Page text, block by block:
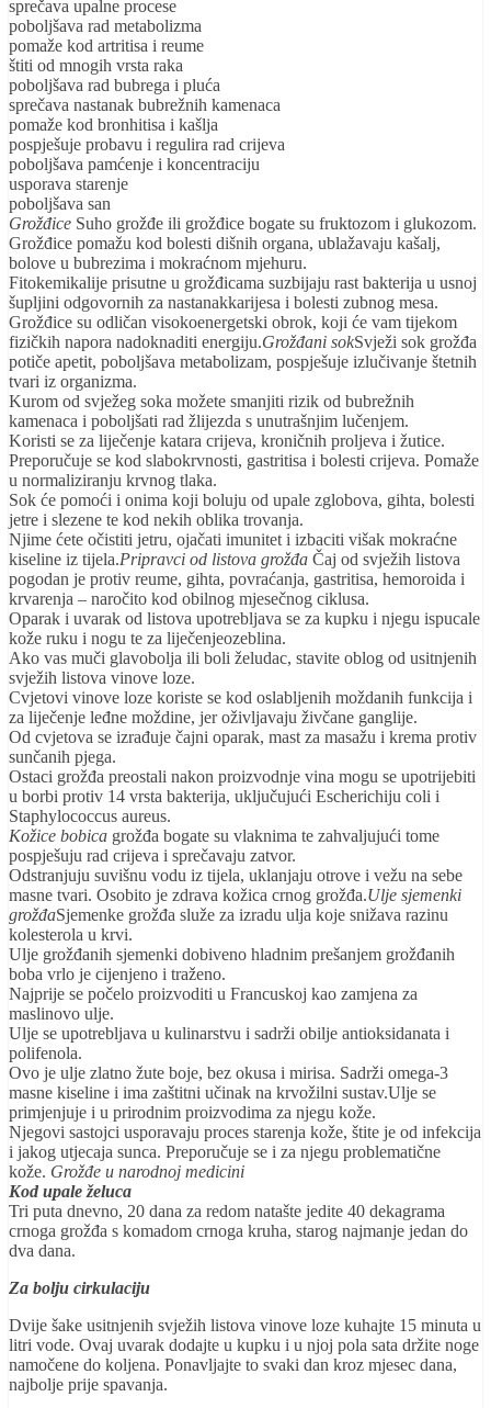
sprečava upalne procese
poboljšava rad metabolizma
pomaže kod artritisa i reume
štiti od mnogih vrsta raka
poboljšava rad bubrega i pluća
sprečava nastanak bubrežnih kamenaca
pomaže kod bronhitisa i kašlja
pospješuje probavu i regulira rad crijeva
poboljšava pamćenje i koncentraciju
usporava starenje
poboljšava san
Grožđice Suho grožđe ili grožđice bogate su fruktozom i glukozom.
Grožđice pomažu kod bolesti dišnih organa, ublažavaju kašalj,
bolove u bubrezima i mokraćnom mjehuru.
Fitokemikalije prisutne u grožđicama suzbijaju rast bakterija u usnoj
šupljini odgovornih za nastanakkarijesa i bolesti zubnog mesa.
Grožđice su odličan visokoenergetski obrok, koji će vam tijekom
fizičkih napora nadoknaditi energiju.Grožđani sokSvježi sok grožđa
potiče apetit, poboljšava metabolizam, pospješuje izlučivanje štetnih
tvari iz organizma.
Kurom od svježeg soka možete smanjiti rizik od bubrežnih
kamenaca i poboljšati rad žlijezda s unutrašnjim lučenjem.
Koristi se za liječenje katara crijeva, kroničnih proljeva i žutice.
Preporučuje se kod slabokrvnosti, gastritisa i bolesti crijeva. Pomaže
u normaliziranju krvnog tlaka.
Sok će pomoći i onima koji boluju od upale zglobova, gihta, bolesti
jetre i slezene te kod nekih oblika trovanja.
Njime ćete očistiti jetru, ojačati imunitet i izbaciti višak mokraćne
kiseline iz tijela.Pripravci od listova grožđa Čaj od svježih listova
pogodan je protiv reume, gihta, povraćanja, gastritisa, hemoroida i
krvarenja – naročito kod obilnog mjesečnog ciklusa.
Oparak i uvarak od listova upotrebljava se za kupku i njegu ispucale
kože ruku i nogu te za liječenjeozeblina.
Ako vas muči glavobolja ili boli želudac, stavite oblog od usitnjenih
svježih listova vinove loze.
Cvjetovi vinove loze koriste se kod oslabljenih moždanih funkcija i
za liječenje leđne moždine, jer oživljavaju živčane ganglije.
Od cvjetova se izrađuje čajni oparak, mast za masažu i krema protiv
sunčanih pjega.
Ostaci grožđa preostali nakon proizvodnje vina mogu se upotrijebiti
u borbi protiv 14 vrsta bakterija, uključujući Escherichiju coli i
Staphylococcus aureus.
Kožice bobica grožđa bogate su vlaknima te zahvaljujući tome
pospješuju rad crijeva i sprečavaju zatvor.
Odstranjuju suvišnu vodu iz tijela, uklanjaju otrove i vežu na sebe
masne tvari. Osobito je zdrava kožica crnog grožđa.Ulje sjemenki
grožđaSjemenke grožđa služe za izradu ulja koje snižava razinu
kolesterola u krvi.
Ulje grožđanih sjemenki dobiveno hladnim prešanjem grožđanih
boba vrlo je cijenjeno i traženo.
Najprije se počelo proizvoditi u Francuskoj kao zamjena za
maslinovo ulje.
Ulje se upotrebljava u kulinarstvu i sadrži obilje antioksidanata i
polifenola.
Ovo je ulje zlatno žute boje, bez okusa i mirisa. Sadrži omega-3
masne kiseline i ima zaštitni učinak na krvožilni sustav.Ulje se
primjenjuje i u prirodnim proizvodima za njegu kože.
Njegovi sastojci usporavaju proces starenja kože, štite je od infekcija
i jakog utjecaja sunca. Preporučuje se i za njegu problematične
kože. Grožđe u narodnoj medicini
Kod upale želuca
Tri puta dnevno, 20 dana za redom natašte jedite 40 dekagrama
crnoga grožđa s komadom crnoga kruha, starog najmanje jedan do
dva dana.
Za bolju cirkulaciju
Dvije šake usitnjenih svježih listova vinove loze kuhajte 15 minuta u
litri vode. Ovaj uvarak dodajte u kupku i u njoj pola sata držite noge
namočene do koljena. Ponavljajte to svaki dan kroz mjesec dana,
najbolje prije spavanja.